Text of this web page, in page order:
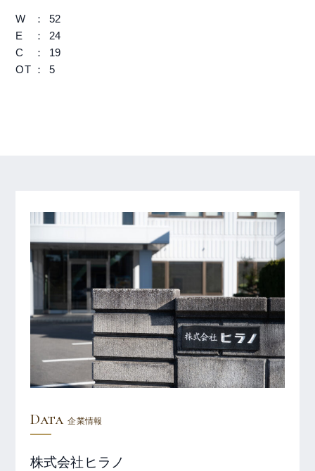
W
52
E
24
C
19
OT
5
Data 企業情報
株式会社ヒラノ